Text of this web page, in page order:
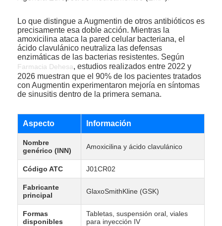
Lo que distingue a Augmentin de otros antibióticos es
precisamente esa doble acción. Mientras la
amoxicilina ataca la pared celular bacteriana, el
ácido clavulánico neutraliza las defensas
enzimáticas de las bacterias resistentes. Según
Farmacia Dehesa, estudios realizados entre 2022 y
2026 muestran que el 90% de los pacientes tratados
con Augmentin experimentaron mejoría en síntomas
de sinusitis dentro de la primera semana.
Aspecto Información
Nombre
genérico (INN)
Amoxicilina y ácido clavulánico
Código ATC J01CR02
Fabricante
principal
GlaxoSmithKline (GSK)
Formas
disponibles
Tabletas, suspensión oral, viales
para inyección IV